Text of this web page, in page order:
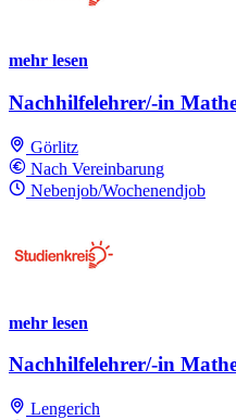
mehr lesen
Nachhilfelehrer/-in
Görlitz
Nach Vereinbarung
Nebenjob/Wochenendjob
mehr lesen
Nachhilfelehrer/-in
Lengerich